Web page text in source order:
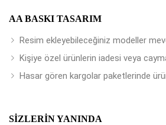
AA BASKI TASARIM
Resim ekleyebileceğiniz modeller
Kişiye özel ürünlerin iadesi veya
Hasar gören kargolar paketlerinde
SIZLERIN YANINDA